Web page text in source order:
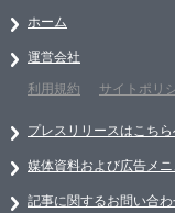
ホーム
運営会社
利用規約
サイトポリ
プレスリリースはこち
媒体資料および広告メニ
記事に関するお問い合